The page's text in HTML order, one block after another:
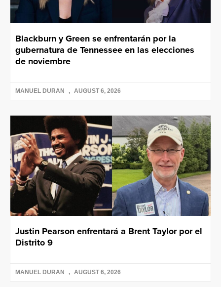
Blackburn y Green se enfrentarán por la
gubernatura de Tennessee en las elecciones
de noviembre
MANUEL DURAN AUGUST 6, 2026
Justin Pearson enfrentará a Brent Taylor por el
Distrito 9
MANUEL DURAN AUGUST 6, 2026